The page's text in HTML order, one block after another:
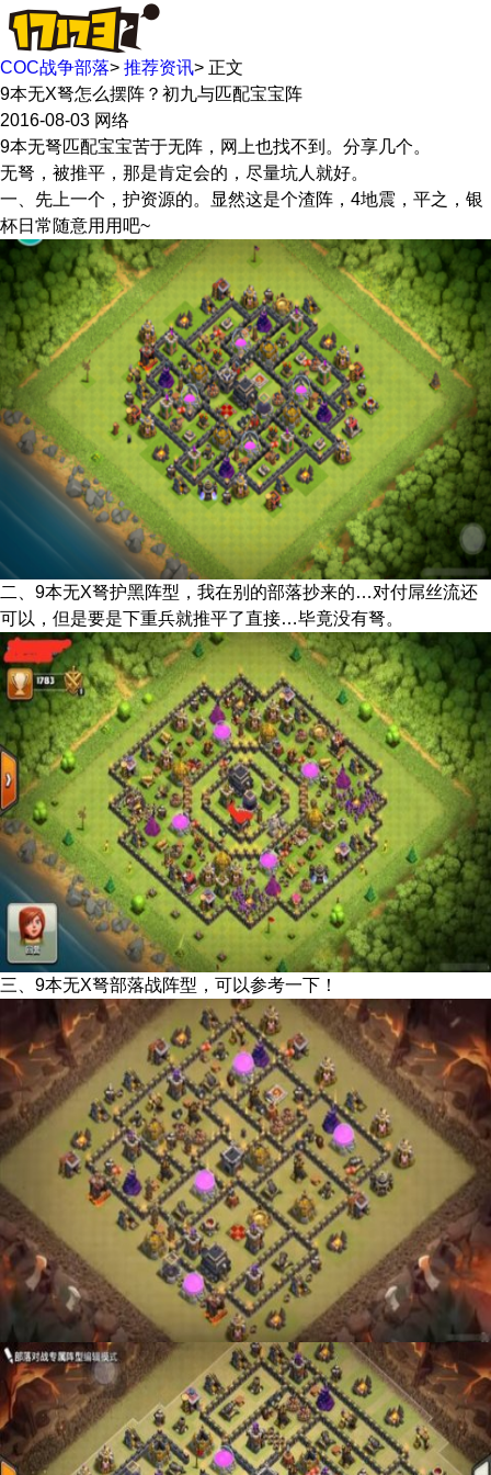
COC战争部落> 推荐资讯> 正文
9本无X弩怎么摆阵？初九与匹配宝宝阵
2016-08-03 网络
9本无弩匹配宝宝苦于无阵，网上也找不到。分享几个。
无弩，被推平，那是肯定会的，尽量坑人就好。
一、先上一个，护资源的。显然这是个渣阵，4地震，平之，银
杯日常随意用用吧~
二、9本无X弩护黑阵型，我在别的部落抄来的…对付屌丝流还
可以，但是要是下重兵就推平了直接…毕竟没有弩。
三、9本无X弩部落战阵型，可以参考一下！